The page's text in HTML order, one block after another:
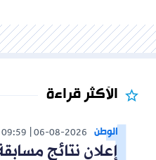
الأكثر قراءة
الوطن 06-08-2026
09:59
إعلان نتائج